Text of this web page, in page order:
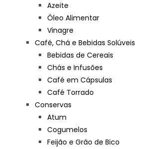
Azeite
Óleo Alimentar
Vinagre
Café, Chá e Bebidas Solúveis
Bebidas de Cereais
Chás e Infusões
Café em Cápsulas
Café Torrado
Conservas
Atum
Cogumelos
Feijão e Grão de Bico